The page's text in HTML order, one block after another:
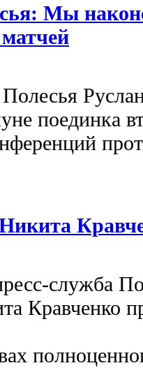
Мы
поединка
служба
Кравченко